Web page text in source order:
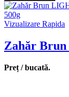
Vizualizare Rapida
Zahăr
Preț / bucată.